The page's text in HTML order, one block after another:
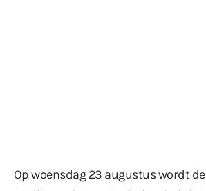
Op woensdag 23 augustus wordt